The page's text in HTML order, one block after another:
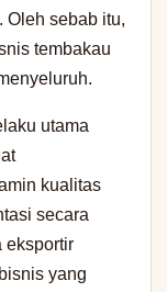
Oleh sebab itu,
tembakau
utama
kualitas
secara
eksportir
yang